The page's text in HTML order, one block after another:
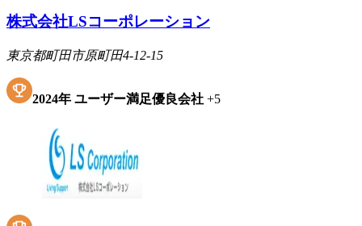
株式会社LSコーポレーション
東京都町田市原町田4-12-15
2024年 ユーザー満足優良会社 +5